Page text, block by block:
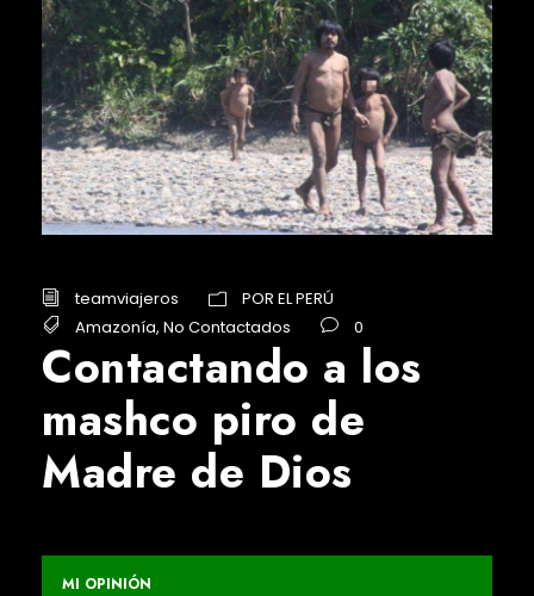
teamviajeros
POR EL PERÚ
Amazonía, No Contactados 0
Contactando a los
mashco piro de
Madre de Dios
MI OPINIÓN